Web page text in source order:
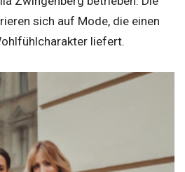
sich auf Mode, die einen
liefert.